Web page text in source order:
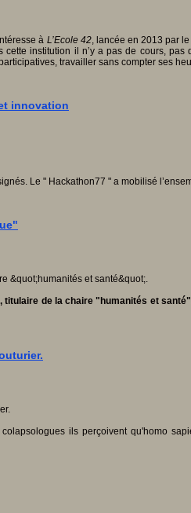
à L’Ecole 42, lancée en 2013 par
institution il n’y a pas de cours,
travailler sans compter ses
innovation
Le " Hackathon77 " a mobilisé
de la chaire "humanités et
ils perçoivent qu'homo